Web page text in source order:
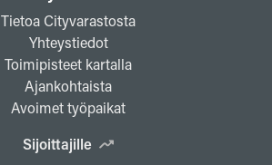
Tietoa Cityvarastosta
Yhteystiedot
Toimipisteet kartalla
Ajankohtaista
Avoimet työpaikat
Sijoittajille